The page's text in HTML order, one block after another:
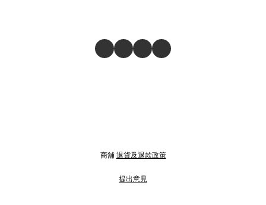
商舖 退貨及退款政策
提出意見